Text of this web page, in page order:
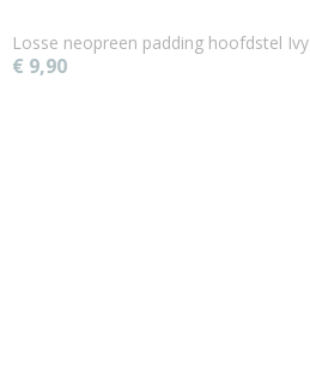
Losse neopreen padding hoofdstel Ivy
€ 9,90